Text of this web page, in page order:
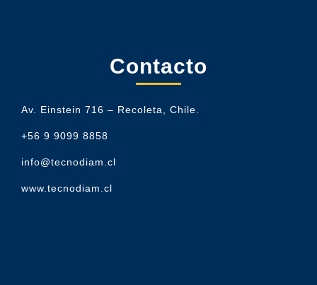
Contacto
Av. Einstein 716 – Recoleta, Chile.
+56 9 9099 8858
info@tecnodiam.cl
www.tecnodiam.cl